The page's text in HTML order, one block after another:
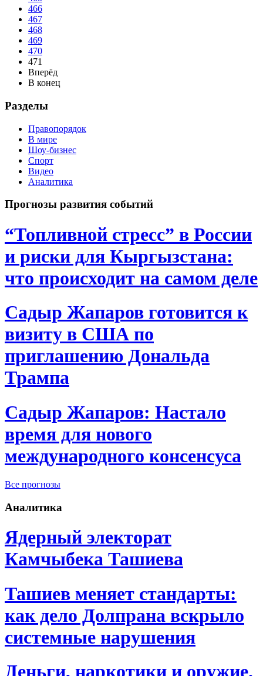
466
467
468
469
470
471
Вперёд
В конец
Разделы
Правопорядок
В мире
Шоу-бизнес
Спорт
Видео
Аналитика
Прогнозы развития событий
“Топливной стресс” в России
и риски для Кыргызстана:
что происходит на самом деле
Садыр Жапаров готовится к
визиту в США по
приглашению Дональда
Трампа
Садыр Жапаров: Настало
время для нового
международного консенсуса
Все прогнозы
Аналитика
Ядерный электорат
Камчыбека Ташиева
Ташиев меняет стандарты:
как дело Долпрана вскрыло
системные нарушения
Деньги, наркотики и оружие.